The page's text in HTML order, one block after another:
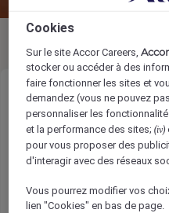
Guest Service
Votre nom*
Cookies
Sur le site Accor Careers,
stocker ou accéder à des
faire fonctionner les sites et
demandez (vous ne pouvez
personnaliser les
et la performance des sites;(iv)
pour vous proposer des
d'interagir avec des réseaux
Vous pourrez modifier vos
lien "Cookies" en bas de page.